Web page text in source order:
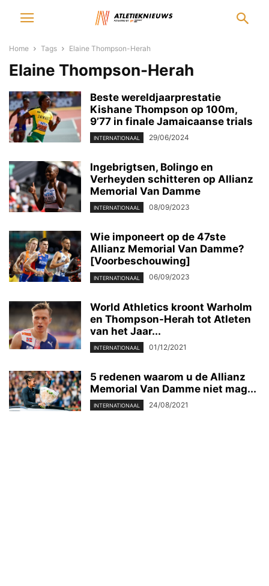
Home Tags Elaine Thompson-Herah
Elaine Thompson-Herah
Beste wereldjaarprestatie
Kishane Thompson op 100m,
9’77 in finale Jamaicaanse trials
INTERNATIONAAL 29/06/2024
Ingebrigtsen, Bolingo en
Verheyden schitteren op Allianz
Memorial Van Damme
INTERNATIONAAL 08/09/2023
Wie imponeert op de 47ste
Allianz Memorial Van Damme?
[Voorbeschouwing]
INTERNATIONAAL 06/09/2023
World Athletics kroont Warholm
en Thompson-Herah tot Atleten
van het Jaar...
INTERNATIONAAL 01/12/2021
5 redenen waarom u de Allianz
Memorial Van Damme niet mag...
INTERNATIONAAL 24/08/2021